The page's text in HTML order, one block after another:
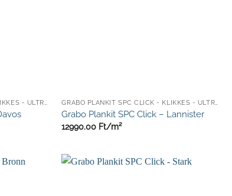
Grabo Plankit SPC Click – Lannister
12990.00 Ft/m²